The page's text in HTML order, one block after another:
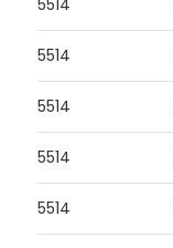
5514
5514
5514
5514